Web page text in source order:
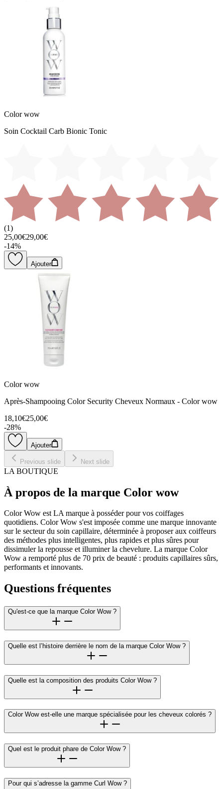
Color wow
Soin Cocktail Carb Bionic Tonic
(1)
25,00€29,00€
-14%
Ajouter
Color wow
Après-Shampooing Color Security Cheveux Normaux - Color wow
18,10€25,00€
-28%
Ajouter
Previous slide Next slide
LA BOUTIQUE
À propos de la marque Color wow
Color Wow est LA marque à posséder pour vos coiffages
quotidiens. Color Wow s'est imposée comme une marque innovante
sur le secteur du soin capillaire, déterminée à proposer aux coiffeurs
des méthodes plus intelligentes, plus rapides et plus sûres pour
dissimuler la repousse et illuminer la chevelure. La marque Color
Wow a remporté plus de 70 prix de beauté : produits capillaires sûrs,
performants et innovants.
Questions fréquentes
Qu'est-ce que la marque Color Wow ?
Quelle est l’histoire derrière le nom de la marque Color Wow ?
Quelle est la composition des produits Color Wow ?
Color Wow est-elle une marque spécialisée pour les cheveux colorés ?
Quel est le produit phare de Color Wow ?
Pour qui s’adresse la gamme Curl Wow ?